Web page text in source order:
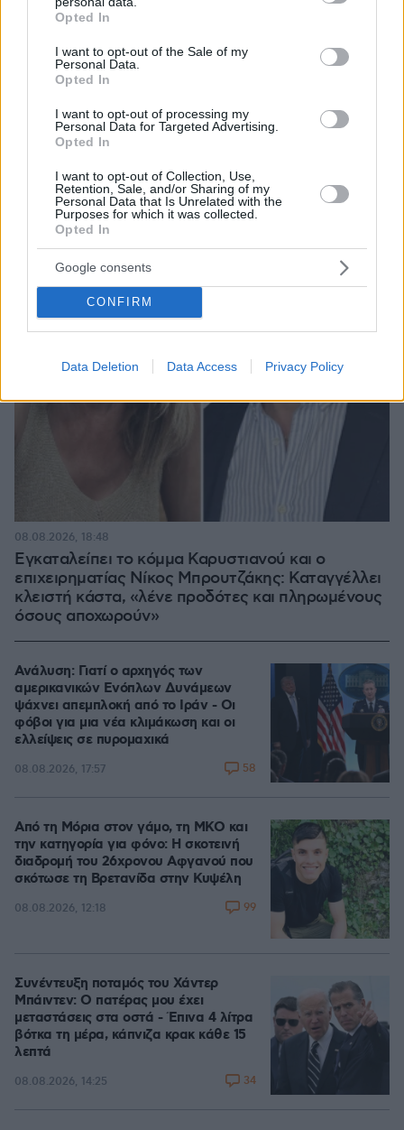
grant or deny consent to Google and its third-party tags to
use your data for below specified purposes in below Google
consent section.
Opted In
I want to opt-out of the Sale of my
Personal Data.
Opted In
I want to opt-out of processing my
Personal Data for Targeted Advertising.
Opted In
I want to opt-out of Collection, Use,
Retention, Sale, and/or Sharing of my
Personal Data that Is Unrelated with the
Purposes for which it was collected.
Opted In
Google consents
CONFIRM
Data Deletion Data Access Privacy Policy
Τραγωδία στην Πάρο: Πνίγηκε 4χρονος σε πισίνα
08.08.2026, 19:36
Εγκαταλείπει το κόμμα Καρυστιανού και ο
επιχειρηματίας Νίκος Μπρουτζάκης: Καταγγέλλει
κλειστή κάστα, «λένε προδότες και πληρωμένους
όσους αποχωρούν»
08.08.2026, 18:48
Ανάλυση: Γιατί ο αρχηγός των
αμερικανικών Ενόπλων Δυνάμεων
ψάχνει απεμπλοκή από το Ιράν - Οι
φόβοι για μια νέα κλιμάκωση και οι
ελλείψεις σε πυρομαχικά
08.08.2026, 17:57 58
Από τη Μόρια στον γάμο, τη ΜΚΟ και
την κατηγορία για φόνο: Η σκοτεινή
διαδρομή του 26χρονου Αφγανού που
σκότωσε τη Βρετανίδα στην Κυψέλη
08.08.2026, 12:18 99
Συνέντευξη ποταμός του Χάντερ
Μπάιντεν: Ο πατέρας μου έχει
μεταστάσεις στα οστά - Έπινα 4 λίτρα
βότκα τη μέρα, κάπνιζα κρακ κάθε 15
λεπτά
08.08.2026, 14:25 34